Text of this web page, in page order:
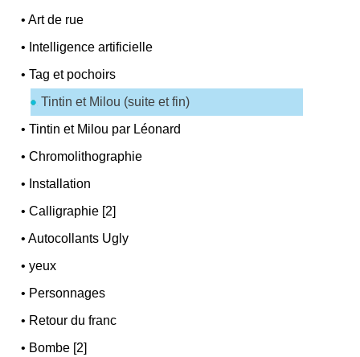
•Art de rue
• Intelligence artificielle
•Tag et pochoirs
Tintin et Milou (suite et fin)
•Tintin et Milou par Léonard
•Chromolithographie
• Installation
•Calligraphie [2]
•Autocollants Ugly
•yeux
• Personnages
• Retour du franc
• Bombe [2]